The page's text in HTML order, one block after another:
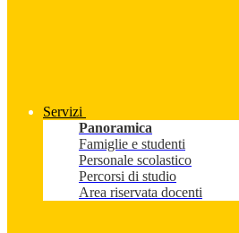
Servizi
Panoramica
Famiglie e studenti
Personale scolastico
Percorsi di studio
Area riservata docenti